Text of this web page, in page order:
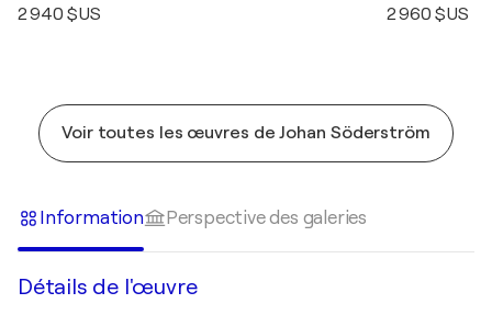
2 940 $US 2 960 $US
Voir toutes les œuvres de Johan Söderström
Information Perspective des galeries
Détails de l'œuvre